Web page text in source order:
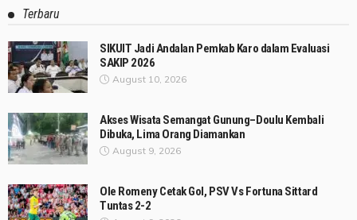
Terbaru
SIKUIT Jadi Andalan Pemkab Karo dalam Evaluasi
SAKIP 2026
August 10, 2026
Akses Wisata Semangat Gunung–Doulu Kembali
Dibuka, Lima Orang Diamankan
August 9, 2026
Ole Romeny Cetak Gol, PSV Vs Fortuna Sittard
Tuntas 2-2